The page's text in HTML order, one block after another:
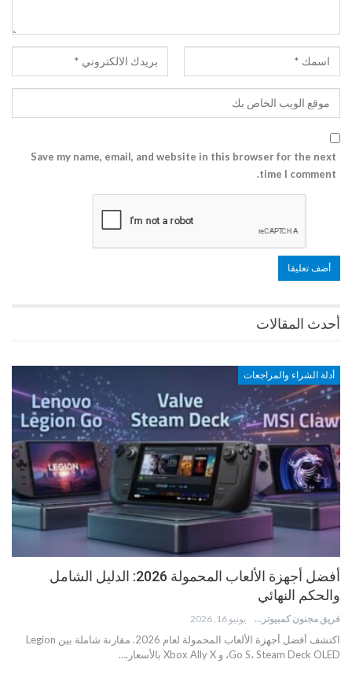
Save my name, email, and website in this browser for the next
time I comment.
أحدث المقالات
أدلة الشراء والمراجعات
أفضل أجهزة الألعاب المحمولة 2026: الدليل الشامل
والحكم النهائي
فريق مجنون كمبيوتر يونيو 16, 2026
اكتشف أفضل أجهزة الألعاب المحمولة لعام 2026. مقارنة شاملة بين Legion
Go S، Steam Deck OLED، و Xbox Ally X بالأسعار.…